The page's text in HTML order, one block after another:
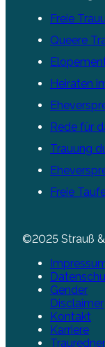
Freie
Queere
Heiraten
Rede für
Trauung
Freie
©2025 Strauß
Gender
Disclaimer
Kontakt
Karriere
Trauredner